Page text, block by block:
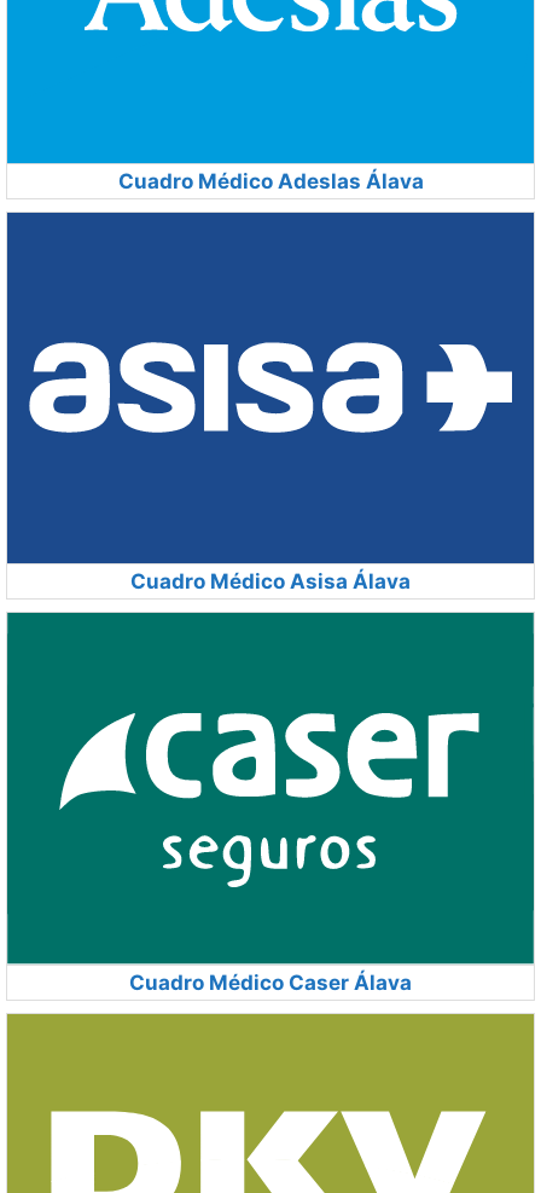
Cuadro Médico Adeslas Álava
Cuadro Médico Asisa Álava
Cuadro Médico Caser Álava